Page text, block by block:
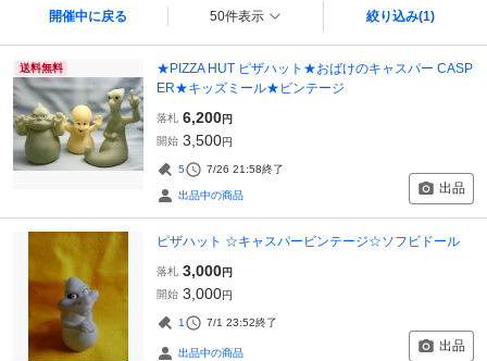
開催中に戻る 50件表示 絞り込み(1)
送料無料
★PIZZA HUT ピザハット★おばけのキャスパー CASP
ER★キッズミール★ビンテージ
落札 6,200円
開始 3,500円
5 7/26 21:58終了
出品中の商品 出品
ピザハット ☆キャスパービンテージ☆ソフビドール
落札 3,000円
開始 3,000円
1 7/1 23:52終了
出品中の商品 出品